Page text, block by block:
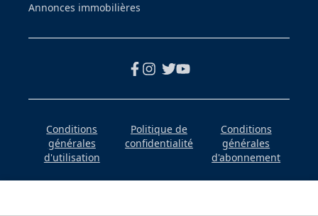
Annonces immobilières
Conditions
générales
d'utilisation
Politique de
confidentialité
Conditions
générales
d'abonnement